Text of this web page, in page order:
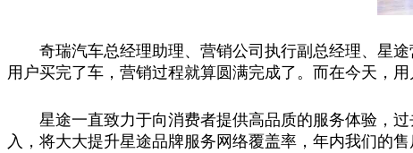
奇瑞汽车总经理助理、营销公司执行副 总经理、星
用户买完了车，营销过程就算圆满完成了。而在今天，
星途一直致力于向消费者提供高品质的服务体验，
入，将大大提升星途品牌服务网络覆盖率，年内我们的